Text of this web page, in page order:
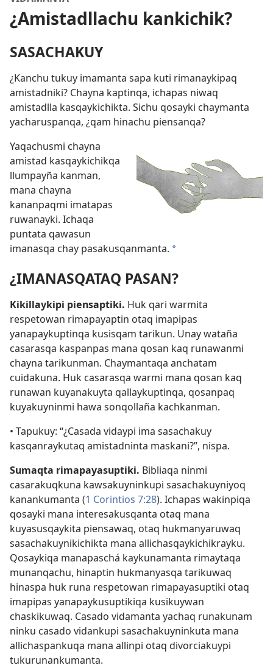
¿Amistadllachu kankichik?
SASACHAKUY
¿Kanchu tukuy imamanta sapa kuti rimanaykipaq
amistadniki? Chayna kaptinqa, ichapas niwaq
amistadlla kasqaykichikta. Sichu qosayki chaymanta
yacharuspanqa, ¿qam hinachu piensanqa?
Yaqachusmi chayna
amistad kasqaykichikqa
llumpayña kanman,
mana chayna
kananpaqmi imatapas
ruwanayki. Ichaqa
puntata qawasun
imanasqa chay pasakusqanmanta. *
¿IMANASQATAQ PASAN?
Kikillaykipi piensaptiki. Huk qari warmita
respetowan rimapayaptin otaq imapipas
yanapaykuptinqa kusisqam tarikun. Unay wataña
casarasqa kaspanpas mana qosan kaq runawanmi
chayna tarikunman. Chaymantaqa anchatam
cuidakuna. Huk casarasqa warmi mana qosan kaq
runawan kuyanakuyta qallaykuptinqa, qosanpaq
kuyakuyninmi hawa sonqollaña kachkanman.
• Tapukuy: “¿Casada vidaypi ima sasachakuy
kasqanraykutaq amistadninta maskani?”, nispa.
Sumaqta rimapayasuptiki. Bibliaqa ninmi
casarakuqkuna kawsakuyninkupi sasachakuyniyoq
kanankumanta (1 Corintios 7:28). Ichapas wakinpiqa
qosayki mana interesakusqanta otaq mana
kuyasusqaykita piensawaq, otaq hukmanyaruwaq
sasachakuynikichikta mana allichasqaykichikrayku.
Qosaykiqa manapaschá kaykunamanta rimaytaqa
munanqachu, hinaptin hukmanyasqa tarikuwaq
hinaspa huk runa respetowan rimapayasuptiki otaq
imapipas yanapaykusuptikiqa kusikuywan
chaskikuwaq. Casado vidamanta yachaq runakunam
ninku casado vidankupi sasachakuyninkuta mana
allichaspankuqa mana allinpi otaq divorciakuypi
tukurunankumanta.